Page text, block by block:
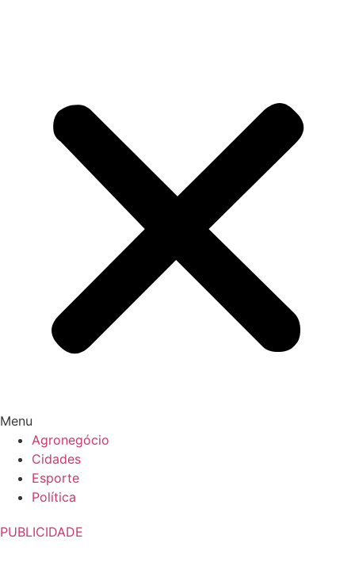
Menu
Agronegócio
Cidades
Esporte
Política
PUBLICIDADE